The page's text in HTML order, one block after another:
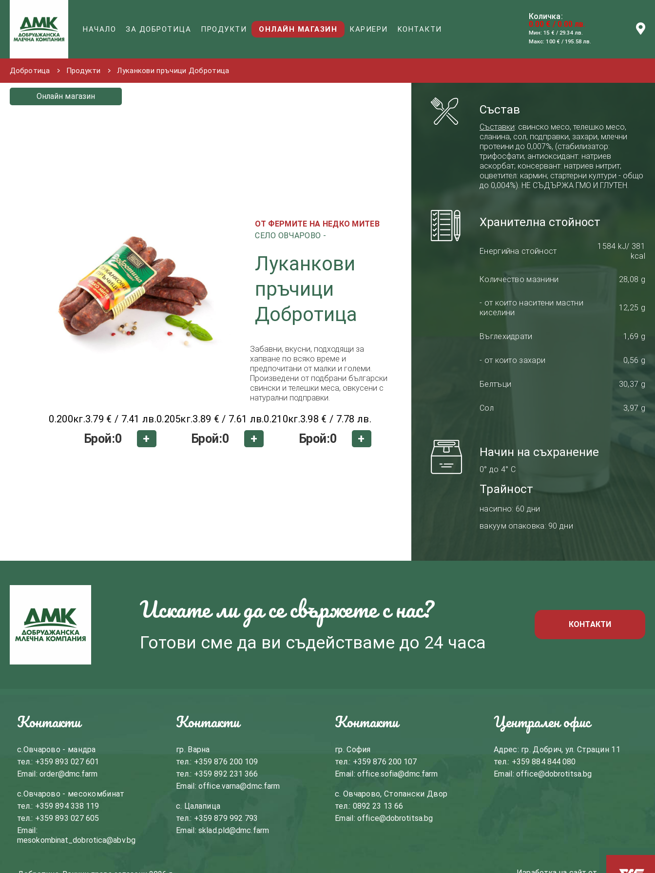
НАЧАЛО ЗА ДОБРОТИЦА ПРОДУКТИ ОНЛАЙН МАГАЗИН КАРИЕРИ KОНТАКТИ
Количка:
0.00 € / 0.00 лв.
Мин: 15 € / 29.34 лв.
Макс: 100 € / 195.58 лв.
Добротица Продукти Луканкови пръчици Добротица
Онлайн магазин
ОТ ФЕРМИТЕ НА НЕДКО МИТЕВ
СЕЛО ОВЧАРОВО -
Луканкови
пръчици
Добротица
Забавни, вкусни, подходящи за
хапване по всяко време и
предпочитани от малки и големи.
Произведени от подбрани български
свински и телешки меса, овкусени с
натурални подправки.
0.200кг.3.79 € / 7.41 лв.
Брой:0 +
0.205кг.3.89 € / 7.61 лв.
Брой:0 +
0.210кг.3.98 € / 7.78 лв.
Брой:0 +
Състав
Съставки: свинско месо, телешко месо,
сланина, сол, подправки, захари, млечни
протеини до 0,007%, (стабилизатор:
трифосфати; антиоксидант: натриев
аскорбат; консервант: натриев нитрит;
оцветител: кармин; стартерни култури - общо
до 0,004%). НЕ СЪДЪРЖА ГМО И ГЛУТЕН.
Хранителна стойност
Енергийна стойност
1584 kJ/ 381
kcal
Количество мазнини 28,08 g
- от които наситени мастни
киселини
12,25 g
Въглехидрати 1,69 g
- от които захари 0,56 g
Белтъци 30,37 g
Сол 3,97 g
Начин на съхранение
0° до 4° С
Трайност
насипно: 60 дни
вакуум опаковка: 90 дни
Искате ли да се свържете с нас?
Готови сме да ви съдействаме до 24 часа
КОНТАКТИ
Контакти
с.Овчарово - мандра
тел.: +359 893 027 601
Email:order@dmc.farm
с.Овчарово - месокомбинат
тел.: +359 894 338 119
тел.: +359 893 027 605
Email:
mesokombinat_dobrotica@abv.bg
Контакти
гр. Варна
тел.: +359 876 200 109
тел.: +359 892 231 366
Email:office.varna@dmc.farm
с. Цалапица
тел.: +359 879 992 793
Email:sklad.pld@dmc.farm
Контакти
гр. София
тел.: +359 876 200 107
Email:office.sofia@dmc.farm
с. Овчарово, Стопански Двор
тел.: 0892 23 13 66
Email:office@dobrotitsa.bg
Централен офис
Адрес: гр. Добрич, ул. Страцин 11
тел.: +359 884 844 080
Email:office@dobrotitsa.bg